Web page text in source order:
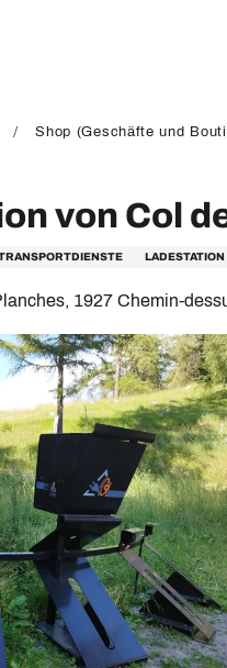
Shop (Geschäfte und
von Col
1927 Chemin-